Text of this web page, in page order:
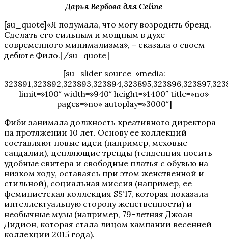
Дарья Вербова для Celine
[su_quote]«Я подумала, что могу возродить бренд.
Сделать его сильным и мощным в духе
современного минимализма», – сказала о своем
дебюте Фило.[/su_quote]
[su_slider source=»media:
limit=»100″ width=»940″ height=»1400″ title=»no»
pages=»no» autoplay=»3000″]
Фиби занимала должность креативного директора
на протяжении 10 лет. Основу ее коллекций
составляют новые идеи (например, меховые
сандалии), цепляющие тренды (тенденция носить
удобные свитера и свободные платья с обувью на
низком ходу, оставаясь при этом женственной и
стильной), социальная миссия (например, ее
феминистская коллекция SS’17, которая показала
интеллектуальную сторону женственности) и
необычные музы (например, 79-летняя Джоан
Дидион, которая стала лицом кампании весенней
коллекции 2015 года).